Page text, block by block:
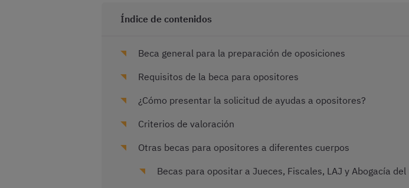
Índice de contenidos
Beca general para la preparación de oposiciones
Requisitos de la beca para opositores
¿Cómo presentar la solicitud de ayudas a opositores?
Criterios de valoración
Otras becas para opositores a diferentes cuerpos
Becas para opositar a Jueces, Fiscales, LAJ y Abogacía del